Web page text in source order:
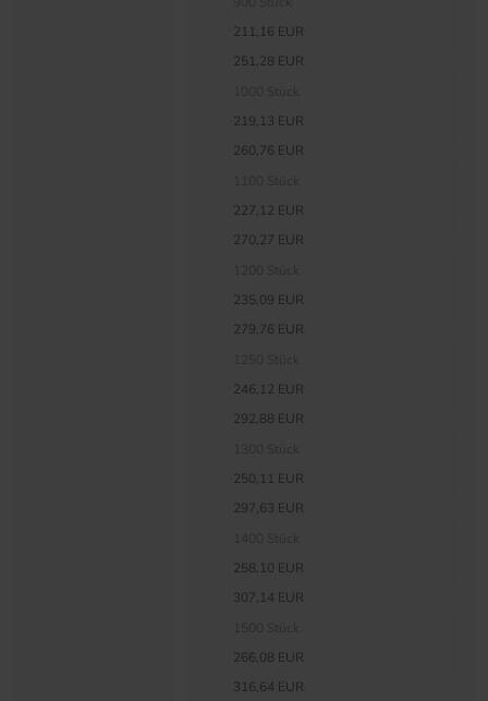
211,16 EUR
251,28 EUR
219,13 EUR
260,76 EUR
227,12 EUR
270,27 EUR
235,09 EUR
279,76 EUR
246,12 EUR
292,88 EUR
250,11 EUR
297,63 EUR
258,10 EUR
307,14 EUR
266,08 EUR
316,64 EUR